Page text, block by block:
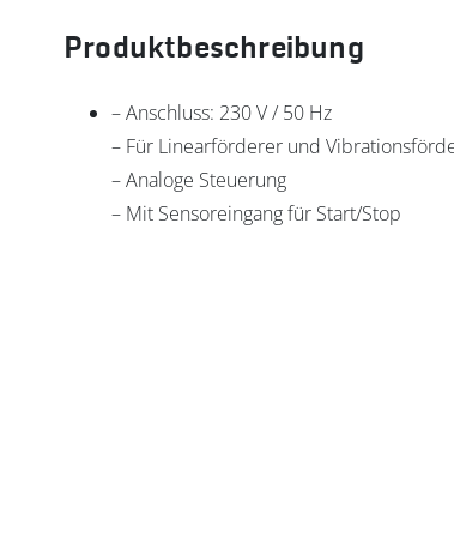
Produktbeschreibung
– Anschluss: 230 V / 50 Hz
– Für Linearförderer und
– Analoge Steuerung
– Mit Sensoreingang für Start/Stop